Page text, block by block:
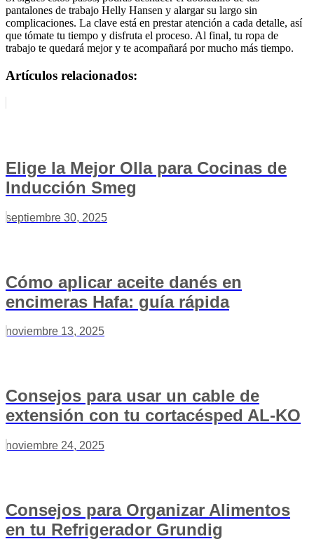
pantalones de trabajo Helly Hansen y alargar su largo sin
complicaciones. La clave está en prestar atención a cada detalle, así
que tómate tu tiempo y disfruta el proceso. Al final, tu ropa de
trabajo te quedará mejor y te acompañará por mucho más tiempo.
Artículos relacionados:
Elige la Mejor Olla para Cocinas de
Inducción Smeg
septiembre 30, 2025
Cómo aplicar aceite danés en
encimeras Hafa: guía rápida
noviembre 13, 2025
Consejos para usar un cable de
extensión con tu cortacésped AL-KO
noviembre 24, 2025
Consejos para Organizar Alimentos
en tu Refrigerador Grundig